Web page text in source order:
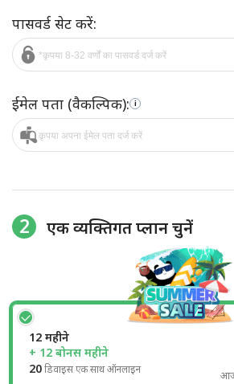
पासवर्ड सेट करें:
ईमेल पता (वैकल्पिक): i
2 एक व्यक्तिगत प्लान चुनें
12 महीने
+ 12 बोनस महीने
20डिवाइस एक साथ ऑनलाइन